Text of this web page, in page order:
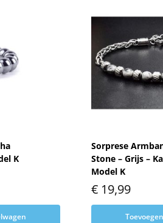
K
Sorprese
Stone – Grijs –
Model K
€ 19,99